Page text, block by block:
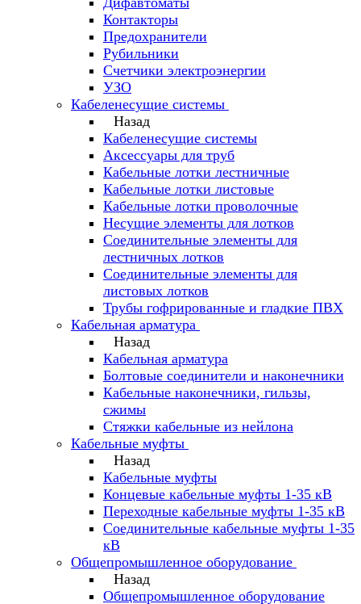
Контакторы
Предохранители
Рубильники
Счетчики электроэнергии
УЗО
Кабеленесущие системы
Назад
Кабеленесущие системы
Аксессуары для труб
Кабельные лотки лестничные
Кабельные лотки листовые
Кабельные лотки проволочные
Несущие элементы для лотков
Соединительные элементы для
лестничных лотков
Соединительные элементы для
листовых лотков
Трубы гофрированные и гладкие ПВХ
Кабельная арматура
Назад
Кабельная арматура
Болтовые соединители и наконечники
Кабельные наконечники, гильзы,
сжимы
Стяжки кабельные из нейлона
Кабельные муфты
Назад
Кабельные муфты
Концевые кабельные муфты 1-35 кВ
Переходные кабельные муфты 1-35 кВ
Соединительные кабельные муфты 1-35
кВ
Общепромышленное оборудование
Назад
Общепромышленное оборудование